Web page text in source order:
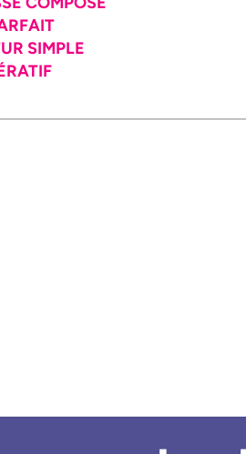
SIMPLE